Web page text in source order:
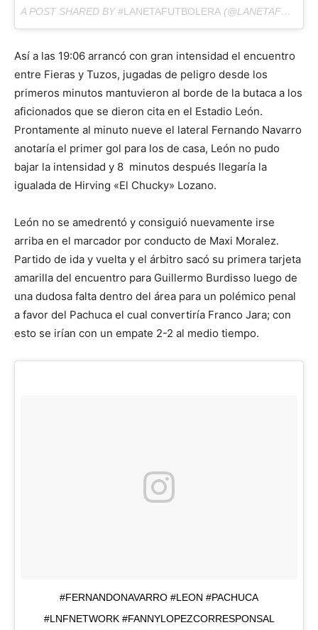
A POST SHARED BY#LANETAFUTBOLERA (@LANETAFUTBOLERA) ON
Así a las 19:06 arrancó con gran intensidad el encuentro
entre Fieras y Tuzos, jugadas de peligro desde los
primeros minutos mantuvieron al borde de la butaca a los
aficionados que se dieron cita en el Estadio León.
Prontamente al minuto nueve el lateral Fernando Navarro
anotaría el primer gol para los de casa, León no pudo
bajar la intensidad y 8 minutos después llegaría la
igualada de Hirving «El Chucky» Lozano.
León no se amedrentó y consiguió nuevamente irse
arriba en el marcador por conducto de Maxi Moralez.
Partido de ida y vuelta y el árbitro sacó su primera tarjeta
amarilla del encuentro para Guillermo Burdisso luego de
una dudosa falta dentro del área para un polémico penal
a favor del Pachuca el cual convertiría Franco Jara; con
esto se irían con un empate 2-2 al medio tiempo.
#FERNANDONAVARRO #LEON #PACHUCA
#LNFNETWORK #FANNYLOPEZCORRESPONSAL